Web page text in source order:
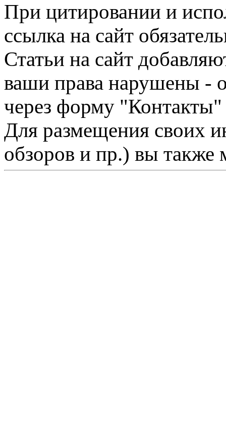
При цитировании и
ссылка на сайт
Статьи на сайт
ваши права нарушены -
через форму "Контакты"
Для размещения своих
обзоров и пр.) вы также